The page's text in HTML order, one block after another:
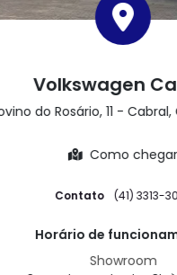
Horário
Perguntas